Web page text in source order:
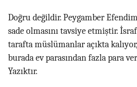
Doğru değildir. Peygamber
sade olmasını tavsiye etmiştir.
tarafta müslümanlar açıkta
burada ev parasından fazla para
Yazıktır.